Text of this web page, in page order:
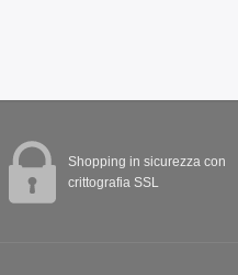
Shopping in sicurezza con
crittografia SSL